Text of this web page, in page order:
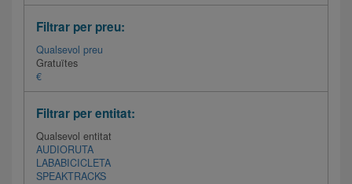
Filtrar per preu:
Qualsevol preu
Gratuïtes
€
Filtrar per entitat:
Qualsevol entitat
AUDIORUTA
LABABICICLETA
SPEAKTRACKS